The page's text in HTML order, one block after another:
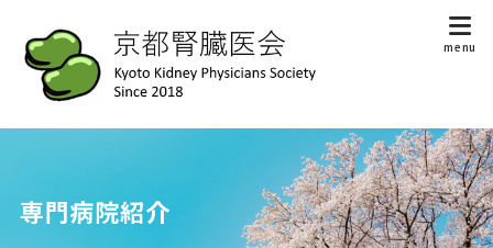
専門病院紹介